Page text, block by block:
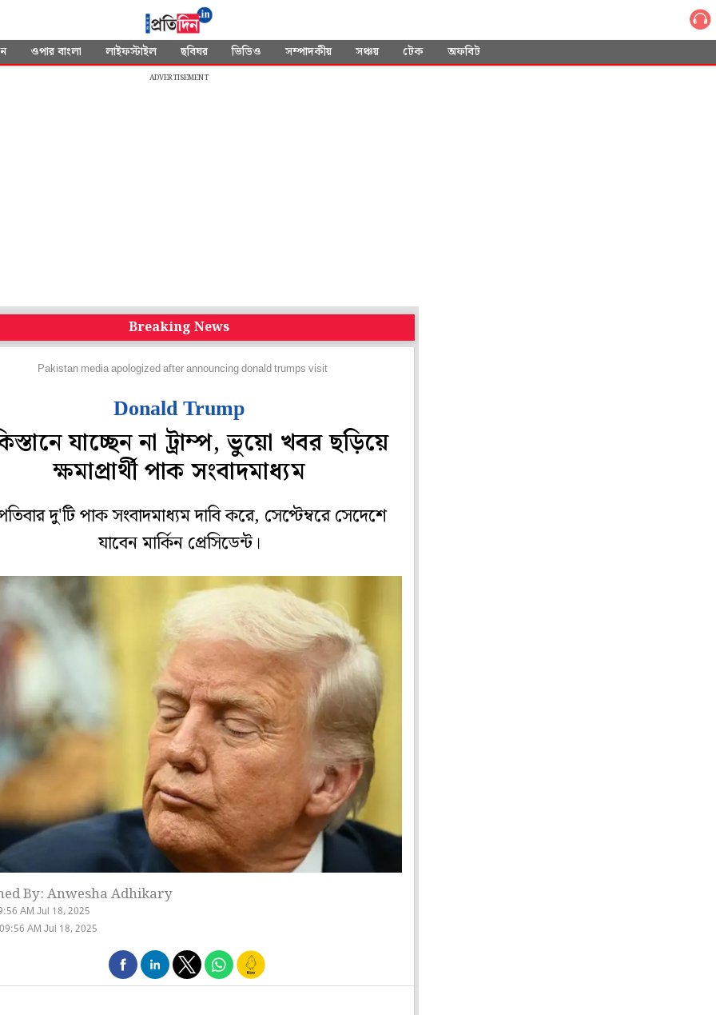
ওপার বাংলা লাইফস্টাইল ছবিঘর ভিডিও সম্পাদকীয় সঞ্চয় টেক অফবিট
ADVERTISEMENT
Breaking News
Pakistan media apologized after announcing donald trumps visit
Donald Trump
যাচ্ছেন না ট্রাম্প, ভুয়ো খবর ছড়িয়ে
ক্ষমাপ্রার্থী পাক সংবাদমাধ্যম
দু'টি পাক সংবাদমাধ্যম দাবি করে, সেপ্টেম্বরে সেদেশে
যাবেন মার্কিন প্রেসিডেন্ট।
By: Anwesha Adhikary
AM Jul 18, 2025
AM Jul 18, 2025